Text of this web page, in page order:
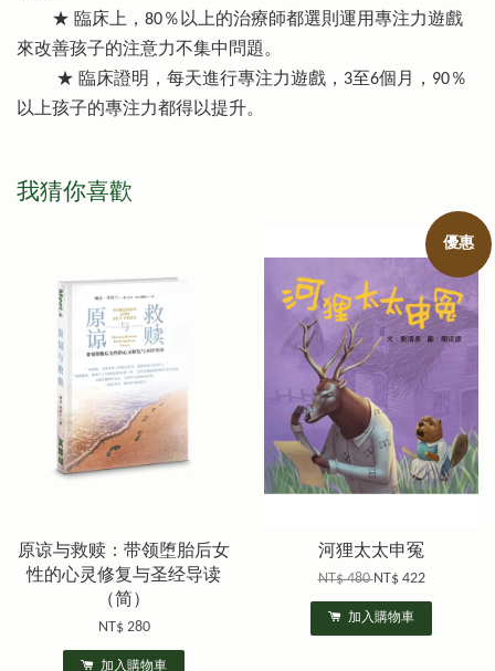
★ 臨床上，80％以上的治療師都選則運用專注力遊戲
來改善孩子的注意力不集中問題。
★ 臨床證明，每天進行專注力遊戲，3至6個月，90％
以上孩子的專注力都得以提升。
我猜你喜歡
原谅与救赎：带领堕胎后女
性的心灵修复与圣经导读
（简）
NT$ 280
加入購物車
優惠
河狸太太申冤
NT$ 480NT$ 422
加入購物車